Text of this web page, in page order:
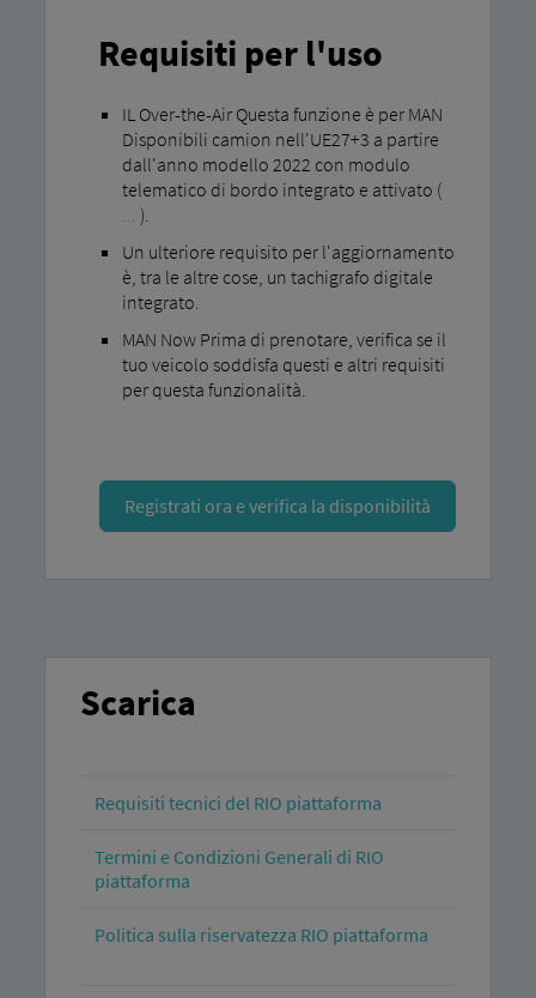
Requisiti per l'uso
IL Over-the-Air Questa funzione è per MAN
Disponibili camion nell'UE27+3 a partire
dall'anno modello 2022 con modulo
telematico di bordo integrato e attivato (
).
Un ulteriore requisito per l'aggiornamento
è, tra le altre cose, un tachigrafo digitale
integrato.
MAN Now Prima di prenotare, verifica se il
tuo veicolo soddisfa questi e altri requisiti
per questa funzionalità.
Registrati ora e verifica la disponibilità
Scarica
Requisiti tecnici del RIO piattaforma
Termini e Condizioni Generali di RIO
piattaforma
Politica sulla riservatezza RIO piattaforma